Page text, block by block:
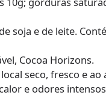
soja e de leite.
Cocoa Horizons.
seco, fresco e
e odores